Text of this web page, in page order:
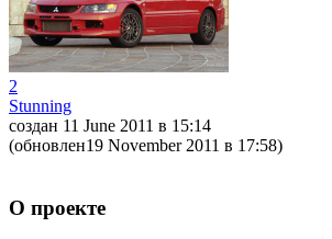
2
Stunning
создан 11 June 2011 в 15:14
(обновлен19 November 2011 в 17:58)
О проекте